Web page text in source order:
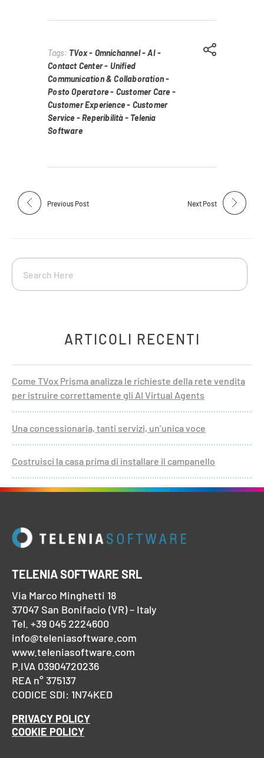
Tags: TVox - Omnichannel - AI -
Contact Center - Unified
Communication & Collaboration -
Posto Operatore - Customer Care -
Customer Experience - Customer
Service - Reperibilità - Telenia
Software
Previous Post Next Post
ARTICOLI RECENTI
Come TVox Prisma analizza le richieste della rete vendita
per istruire correttamente gli AI Virtual Agents
Una concessionaria, tanti servizi, un’unica voce
Costruisci la casa prima di installare il campanello
TELENIA SOFTWARE SRL
Via Marco Minghetti 18
37047 San Bonifacio (VR) – Italy
Tel. +39 045 2224600
info@teleniasoftware.com
www.teleniasoftware.com
P.IVA 03904720236
REA n° 375137
CODICE SDI: 1N74KED
PRIVACY POLICY
COOKIE POLICY